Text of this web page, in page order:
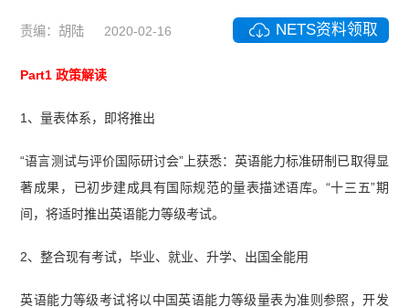
责编：胡陆 2020-02-16 NETS资料领取
Part1 政策解读
1、量表体系，即将推出
“语言测试与评价国际研讨会”上获悉：英语能力标准研制已取得显
著成果，已初步建成具有国际规范的量表描述语库。“十三五”期
间，将适时推出英语能力等级考试。
2、整合现有考试，毕业、就业、升学、出国全能用
英语能力等级考试将以中国英语能力等级量表为准则参照，开发